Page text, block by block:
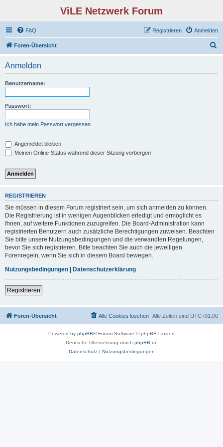
ViLE Netzwerk Forum
FAQ Anmelden
Registrieren
Foren-Übersicht
Anmelden
Benutzername:
Passwort:
Ich habe mein Passwort vergessen
Angemeldet bleiben
Meinen Online-Status während dieser Sitzung verbergen
REGISTRIEREN
Sie müssen in diesem Forum registriert sein, um sich anmelden zu können.
Die Registrierung ist in wenigen Augenblicken erledigt und ermöglicht es
Ihnen, auf weitere Funktionen zuzugreifen. Die Board-Administration kann
registrierten Benutzern auch zusätzliche Berechtigungen zuweisen. Beachten
Sie bitte unsere Nutzungsbedingungen und die verwandten Regelungen,
bevor Sie sich registrieren. Bitte beachten Sie auch die jeweiligen
Forenregeln, wenn Sie sich in diesem Board bewegen.
Nutzungsbedingungen | Datenschutzerklärung
Registrieren
Foren-Übersicht Alle Zeiten sind UTC+01:00
Alle Cookies löschen
Powered by phpBB® Forum Software © phpBB Limited
Deutsche Übersetzung durch phpBB.de
Datenschutz| Nutzungsbedingungen